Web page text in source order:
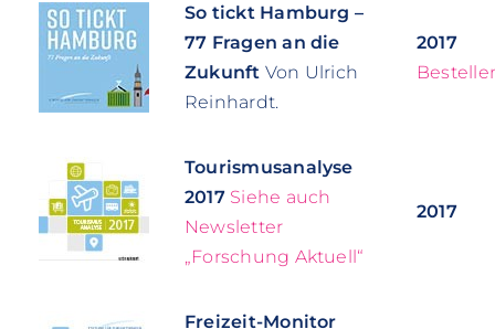
So tickt Hamburg –
77 Fragen an die
Zukunft Von Ulrich
Reinhardt.
2017
Tourismusanalyse
2017 Siehe auch
Newsletter
„Forschung Aktuell“
2017
Freizeit-Monitor